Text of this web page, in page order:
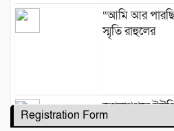
“আমি আর
স্মৃতি রাহুলের
জগন্নাথপুরে
অপপ্রচার,
Registration Form